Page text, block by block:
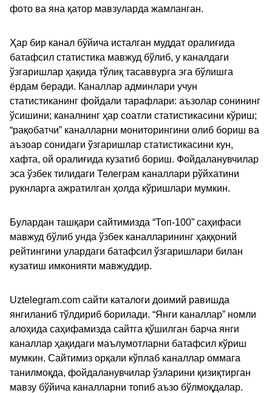
фото ва яна қатор мавзуларда жамланган.
Ҳар бир канал бўйича исталган муддат оралиғида
батафсил статистика мавжуд бўлиб, у каналдаги
ўзгаришлар ҳақида тўлиқ тасаввурга эга бўлишга
ёрдам беради. Каналлар админлари учун
статистиканинг фойдали тарафлари: аъзолар сонининг
ўсишини; каналнинг ҳар соатли статистикасини кўриш;
“рақобатчи” каналларни мониторингини олиб бориш ва
аъзоар сонидаги ўзгаришлар статистикасини кун,
хафта, ой оралиғида кузатиб бориш. Фойдаланувчилар
эса ўзбек тилидаги Телеграм каналлари рўйхатини
рукнларга ажратилган ҳолда кўришлари мумкин.
Булардан ташқари сайтимизда “Топ-100” саҳифаси
мавжуд бўлиб унда ўзбек каналларининг ҳаққоний
рейтингини улардаги батафсил ўзгаришлари билан
кузатиш имконияти мавжуддир.
Uztelegram.com сайти каталоги доимий равишда
янгиланиб тўлдириб борилади. “Янги каналлар” номли
алоҳида саҳифамизда сайтга қўшилган барча янги
каналлар ҳақидаги маълумотларни батафсил кўриш
мумкин. Сайтимиз орқали кўплаб каналлар оммага
танилмоқда, фойдаланувчилар ўзларини қизиқтирган
мавзу бўйича каналларни топиб аъзо бўлмоқдалар.